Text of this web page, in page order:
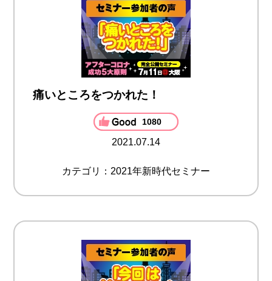
痛いところをつかれた！
1080
2021.07.14
カテゴリ：2021年新時代セミナー